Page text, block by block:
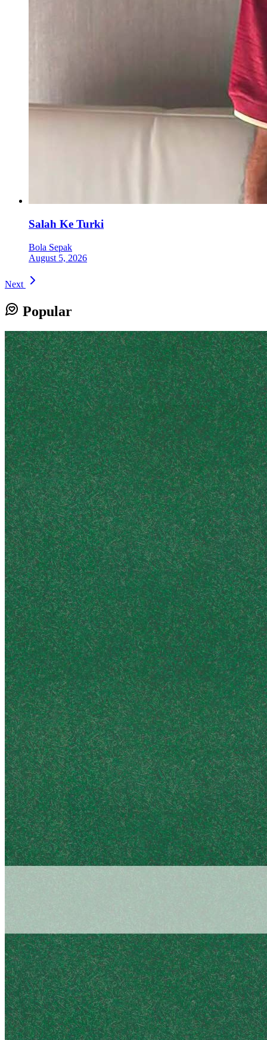
Salah Ke Turki
Bola Sepak
August 5, 2026
Next
Popular